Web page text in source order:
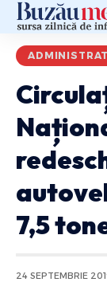
7,5
24 SEPTEMBRIE